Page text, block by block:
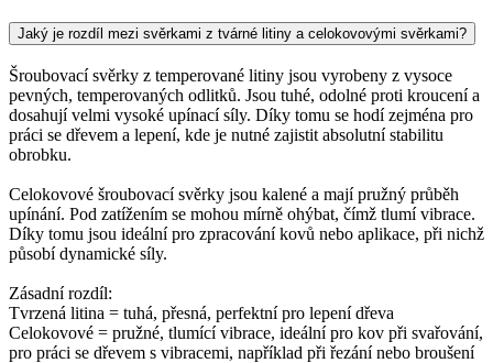
Jaký je rozdíl mezi svěrkami z tvárné litiny a celokovovými svěrkami?
Šroubovací svěrky z temperované litiny jsou vyrobeny z vysoce
pevných, temperovaných odlitků. Jsou tuhé, odolné proti kroucení a
dosahují velmi vysoké upínací síly. Díky tomu se hodí zejména pro
práci se dřevem a lepení, kde je nutné zajistit absolutní stabilitu
obrobku.
Celokovové šroubovací svěrky jsou kalené a mají pružný průběh
upínání. Pod zatížením se mohou mírně ohýbat, čímž tlumí vibrace.
Díky tomu jsou ideální pro zpracování kovů nebo aplikace, při nichž
působí dynamické síly.
Zásadní rozdíl:
Tvrzená litina = tuhá, přesná, perfektní pro lepení dřeva
Celokovové = pružné, tlumící vibrace, ideální pro kov při svařování,
pro práci se dřevem s vibracemi, například při řezání nebo broušení